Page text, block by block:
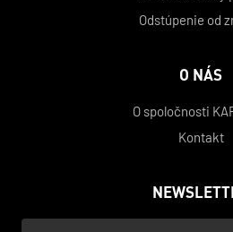
Odstúpenie od
O NÁS
O spoločnosti
Kontakt